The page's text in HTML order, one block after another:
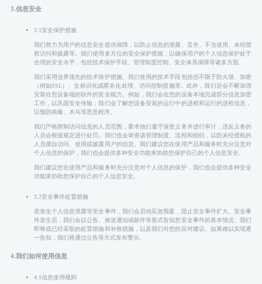
3.信息安全
3.1安全保护措施
我们努力为用户的信息安全提供保障，以防止信息的泄露、丢失、不当使用、未经授
权访问和披露等。我们使用多方位的安全保护措施，以确保用户的个人信息保护处于
合理的安全水平，包括技术保护手段、管理制度控制、安全体系保障等诸多方面。
我们采用业界领先的技术保护措施。我们使用的技术手段包括但不限于防火墙、加密
（例如SSL）、去标识化或匿名化处理、访问控制措施等。此外，我们还会不断加强
安装在您设备端的软件的安全能力。例如，我们会在您的设备本地完成部分信息加密
工作，以巩固安全传输；我们会了解您设备安装的运行中的进程和运行的进程信息，
以预防病毒、木马等恶意程序。
我们严格限制访问信息的人员范围，要求他们遵守保密义务并进行审计，违反义务的
人员会根据规定进行处罚。我们也会审查该管理制度、流程和组织，以防未经授权的
人员擅自访问、使用或披露用户的信息。我们建议您在使用产品和服务时充分注意对
个人信息的保护，我们也会提供多种安全功能来协助您保护自己的个人信息安全。
我们建议您在使用产品和服务时充分注意对个人信息的保护，我们也会提供多种安全
功能来协助您保护自己的个人信息安全。
3.2安全事件处置措施
若发生个人信息泄露等安全事件，我们会启动应急预案，阻止安全事件扩大。安全事
件发生后，我们会以公告、推送通知或邮件等形式告知您安全事件的基本情况、我们
即将或已经采取的处置措施和补救措施，以及我们对您的应对建议。如果难以实现逐
一告知，我们将通过公告等方式发布警示。
4.我们如何使用信息
4.1信息使用规则